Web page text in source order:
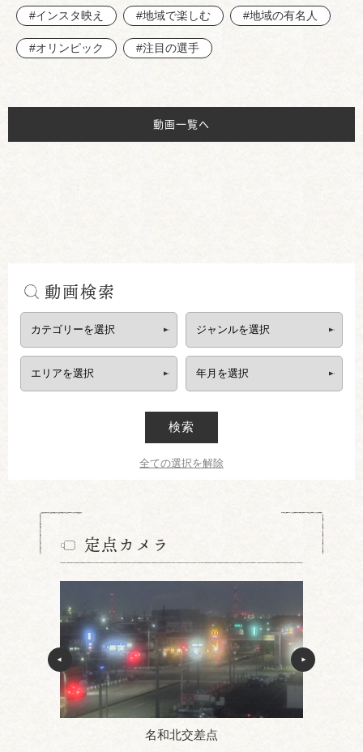
#インスタ映え #地域で楽しむ #地域の有名人
#オリンピック #注目の選手
動画一覧へ
動画検索
検索
全ての選択を解除
定点カメラ
名和北交差点